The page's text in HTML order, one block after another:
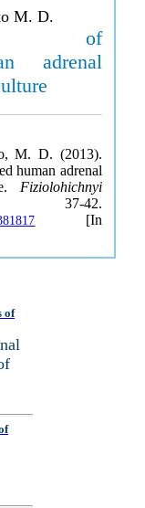
M. D.
of
adrenal
M. D. (2013).
human adrenal
Fiziolohichnyi
37-42.
[In
of